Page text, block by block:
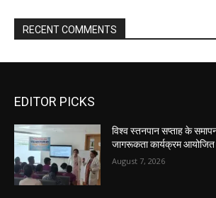
RECENT COMMENTS
EDITOR PICKS
विश्व स्तनपान सप्ताह के
जागरूकता कार्यक्रम आयोजित
August 7, 2026